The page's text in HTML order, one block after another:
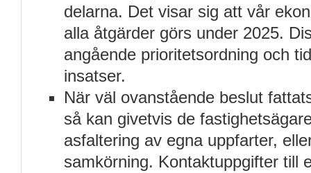
delarna. Det visar sig att vår
alla åtgärder görs under 2025.
angående prioritetsordning och
insatser.
När väl ovanstående beslut
så kan givetvis de
asfaltering av egna uppfarter,
samkörning. Kontaktuppgifter till